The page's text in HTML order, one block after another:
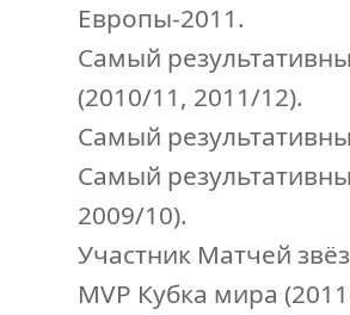
Европы-2011.
Самый
(2010/11, 2011/12).
Самый
Самый
2009/10).
Участник Матчей
MVP Кубка мира